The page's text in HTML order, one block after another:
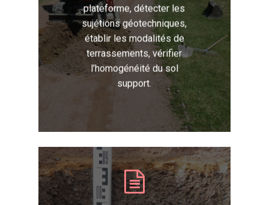
plateforme, détecter les
sujétions géotechniques,
établir les modalités de
terrassements, vérifier
l’homogénéité du sol
support.